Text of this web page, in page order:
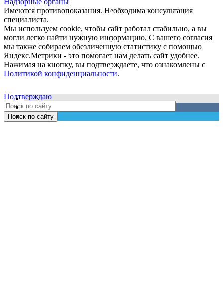
Имеются противопоказания. Необходима консультация
специалиста.
Мы используем cookie, чтобы сайт работал стабильно, а вы
могли легко найти нужную информацию. С вашего согласия
мы также собираем обезличенную статистику с помощью
Яндекс.Метрики - это помогает нам делать сайт удобнее.
Нажимая на кнопку, вы подтверждаете, что ознакомлены с
Политикой конфиденциальности.
Подтверждаю
Поиск по сайту